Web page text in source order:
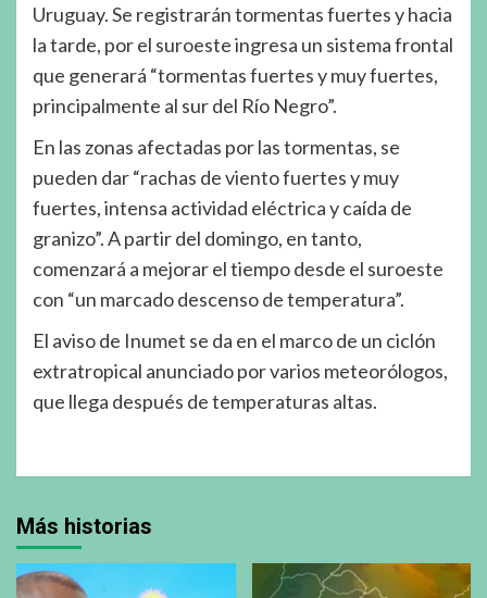
Uruguay. Se registrarán tormentas fuertes y hacia
la tarde, por el suroeste ingresa un sistema frontal
que generará “tormentas fuertes y muy fuertes,
principalmente al sur del Río Negro”.
En las zonas afectadas por las tormentas, se
pueden dar “rachas de viento fuertes y muy
fuertes, intensa actividad eléctrica y caída de
granizo”. A partir del domingo, en tanto,
comenzará a mejorar el tiempo desde el suroeste
con “un marcado descenso de temperatura”.
El aviso de Inumet se da en el marco de un ciclón
extratropical anunciado por varios meteorólogos,
que llega después de temperaturas altas.
Más historias